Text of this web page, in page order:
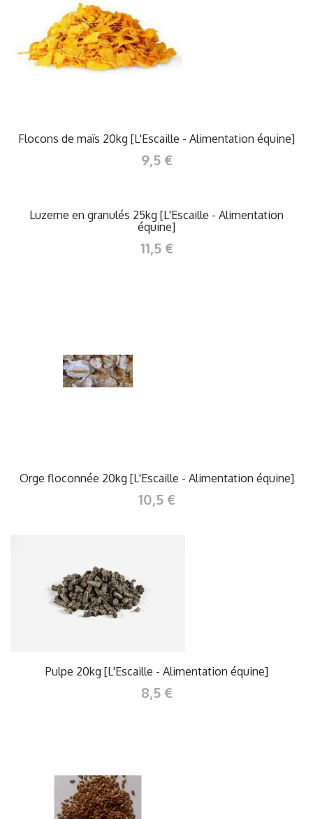
Flocons de maïs 20kg [L'Escaille - Alimentation équine]
9,5 €
Luzerne en granulés 25kg [L'Escaille - Alimentation
équine]
11,5 €
Orge floconnée 20kg [L'Escaille - Alimentation équine]
10,5 €
Pulpe 20kg [L'Escaille - Alimentation équine]
8,5 €